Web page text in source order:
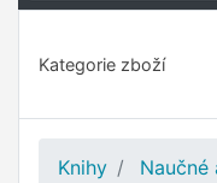
Kategorie zboží
Knihy
Naučné